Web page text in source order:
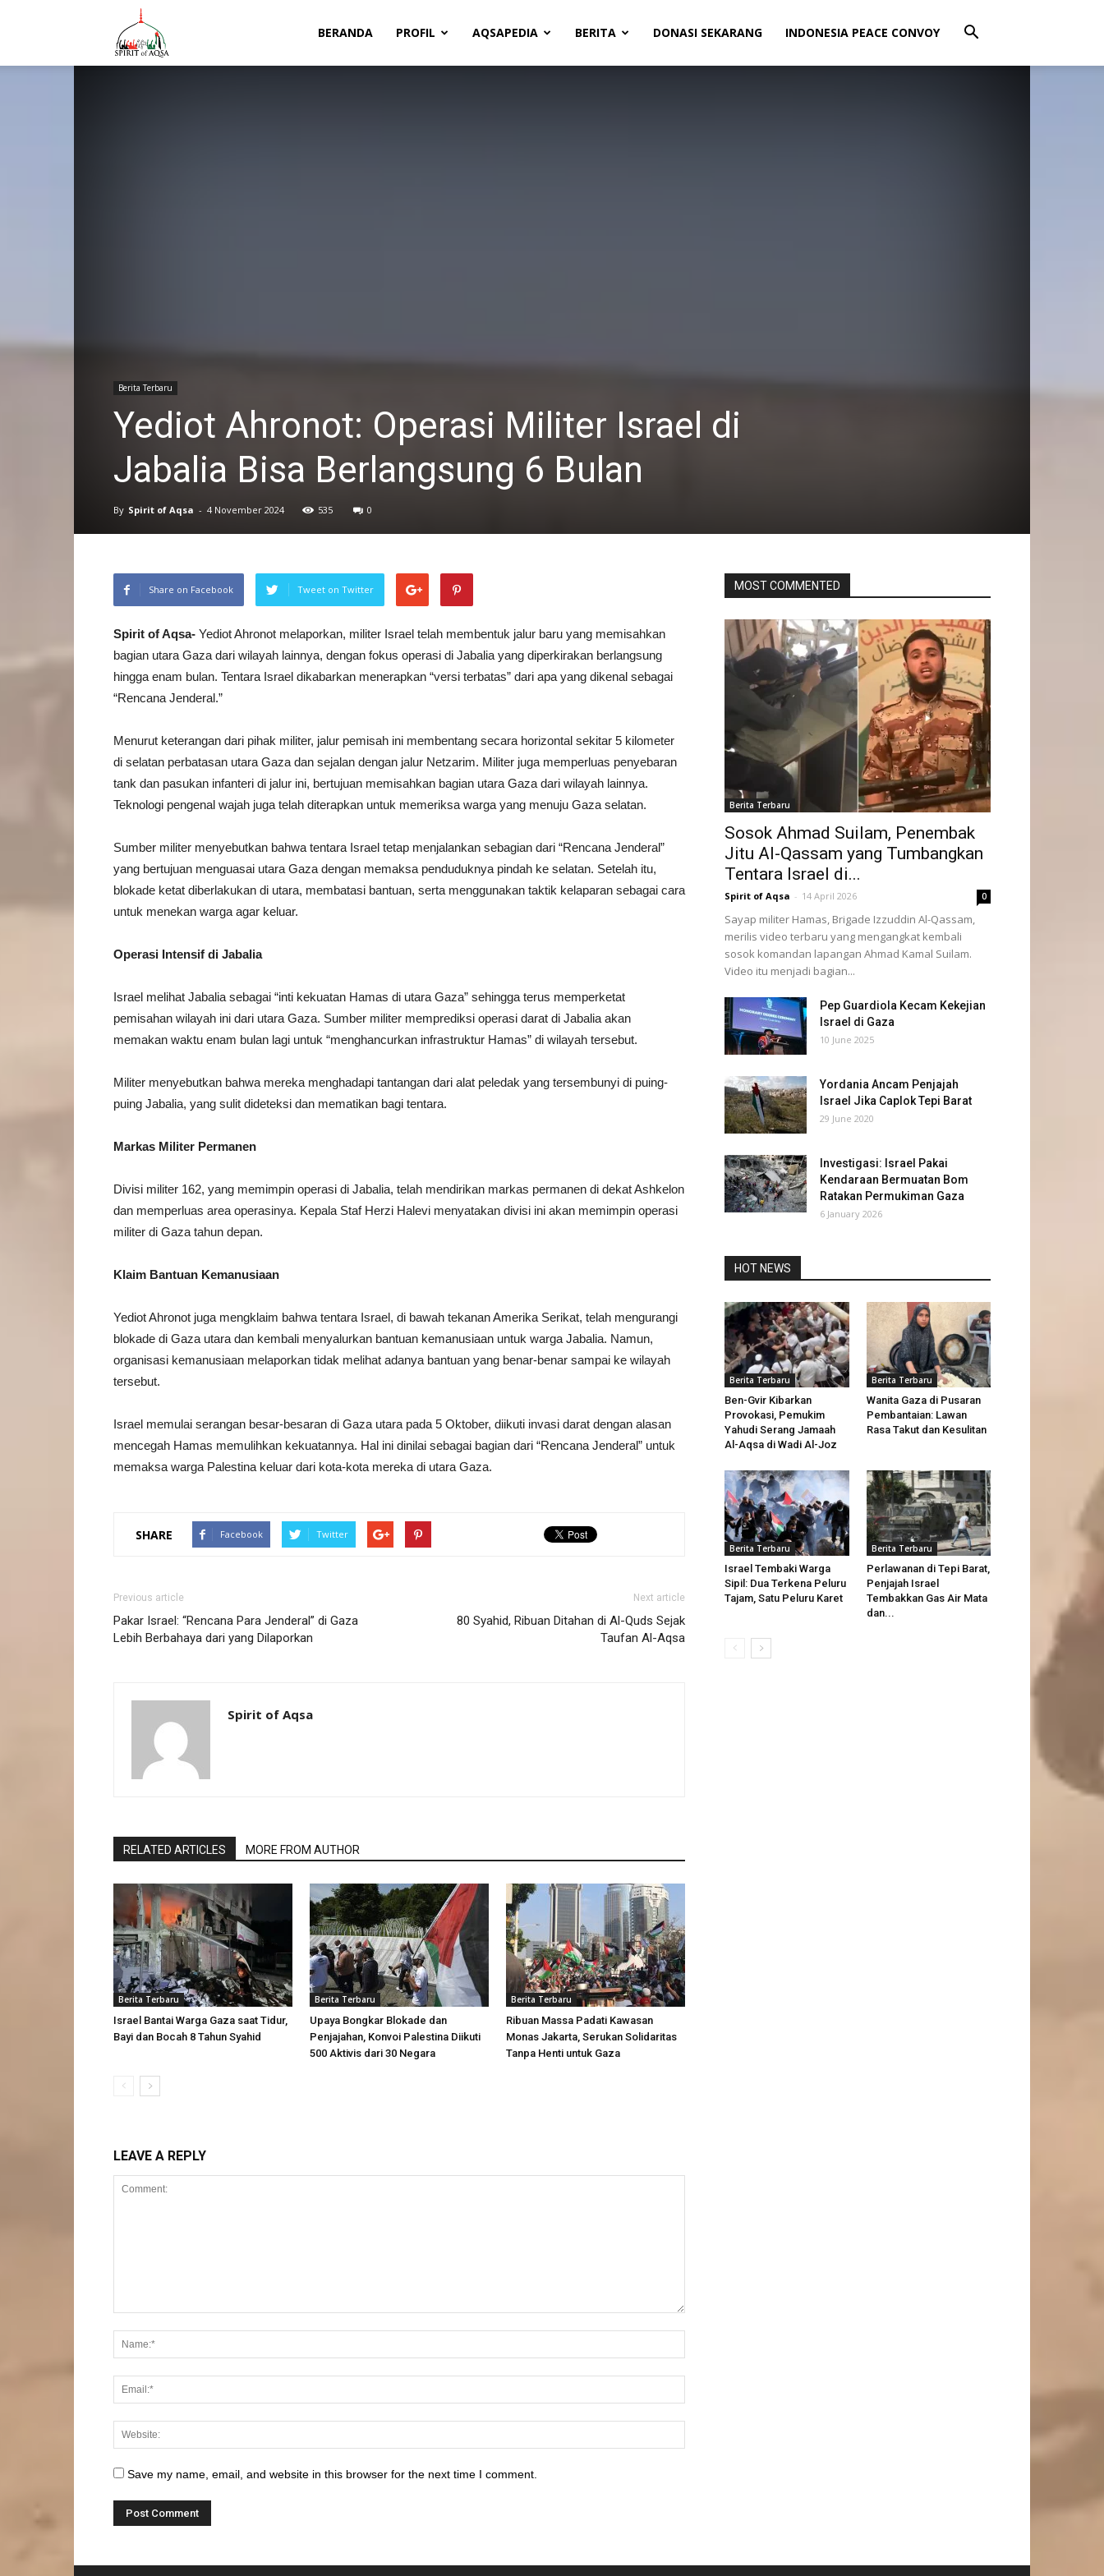
BERANDA PROFIL AQSAPEDIA BERITA DONASI SEKARANG INDONESIA PEACE CONVOY
Berita Terbaru
Yediot Ahronot: Operasi Militer Israel di
Jabalia Bisa Berlangsung 6 Bulan
By Spirit of Aqsa - 4 November 2024 535 0
Share on Facebook Tweet on Twitter
Spirit of Aqsa- Yediot Ahronot melaporkan, militer Israel telah membentuk jalur baru yang memisahkan
bagian utara Gaza dari wilayah lainnya, dengan fokus operasi di Jabalia yang diperkirakan berlangsung
hingga enam bulan. Tentara Israel dikabarkan menerapkan “versi terbatas” dari apa yang dikenal sebagai
“Rencana Jenderal.”
Menurut keterangan dari pihak militer, jalur pemisah ini membentang secara horizontal sekitar 5 kilometer
di selatan perbatasan utara Gaza dan sejalan dengan jalur Netzarim. Militer juga memperluas penyebaran
tank dan pasukan infanteri di jalur ini, bertujuan memisahkan bagian utara Gaza dari wilayah lainnya.
Teknologi pengenal wajah juga telah diterapkan untuk memeriksa warga yang menuju Gaza selatan.
Sumber militer menyebutkan bahwa tentara Israel tetap menjalankan sebagian dari “Rencana Jenderal”
yang bertujuan menguasai utara Gaza dengan memaksa penduduknya pindah ke selatan. Setelah itu,
blokade ketat diberlakukan di utara, membatasi bantuan, serta menggunakan taktik kelaparan sebagai cara
untuk menekan warga agar keluar.
Operasi Intensif di Jabalia
Israel melihat Jabalia sebagai “inti kekuatan Hamas di utara Gaza” sehingga terus memperketat
pemisahan wilayah ini dari utara Gaza. Sumber militer memprediksi operasi darat di Jabalia akan
memakan waktu enam bulan lagi untuk “menghancurkan infrastruktur Hamas” di wilayah tersebut.
Militer menyebutkan bahwa mereka menghadapi tantangan dari alat peledak yang tersembunyi di puing-
puing Jabalia, yang sulit dideteksi dan mematikan bagi tentara.
Markas Militer Permanen
Divisi militer 162, yang memimpin operasi di Jabalia, telah mendirikan markas permanen di dekat Ashkelon
dan memperluas area operasinya. Kepala Staf Herzi Halevi menyatakan divisi ini akan memimpin operasi
militer di Gaza tahun depan.
Klaim Bantuan Kemanusiaan
Yediot Ahronot juga mengklaim bahwa tentara Israel, di bawah tekanan Amerika Serikat, telah mengurangi
blokade di Gaza utara dan kembali menyalurkan bantuan kemanusiaan untuk warga Jabalia. Namun,
organisasi kemanusiaan melaporkan tidak melihat adanya bantuan yang benar-benar sampai ke wilayah
tersebut.
Israel memulai serangan besar-besaran di Gaza utara pada 5 Oktober, diikuti invasi darat dengan alasan
mencegah Hamas memulihkan kekuatannya. Hal ini dinilai sebagai bagian dari “Rencana Jenderal” untuk
memaksa warga Palestina keluar dari kota-kota mereka di utara Gaza.
SHARE Facebook Twitter
Previous article
Pakar Israel: “Rencana Para Jenderal” di Gaza
Lebih Berbahaya dari yang Dilaporkan
Next article
80 Syahid, Ribuan Ditahan di Al-Quds Sejak
Taufan Al-Aqsa
Spirit of Aqsa
RELATED ARTICLES MORE FROM AUTHOR
Berita Terbaru
Israel Bantai Warga Gaza saat Tidur,
Bayi dan Bocah 8 Tahun Syahid
Berita Terbaru
Upaya Bongkar Blokade dan
Penjajahan, Konvoi Palestina Diikuti
500 Aktivis dari 30 Negara
Berita Terbaru
Ribuan Massa Padati Kawasan
Monas Jakarta, Serukan Solidaritas
Tanpa Henti untuk Gaza
LEAVE A REPLY
Save my name, email, and website in this browser for the next time I comment.
MOST COMMENTED
Berita Terbaru
Sosok Ahmad Suilam, Penembak
Jitu Al-Qassam yang Tumbangkan
Tentara Israel di...
Spirit of Aqsa - 14 April 2026 0
Sayap militer Hamas, Brigade Izzuddin Al-Qassam,
merilis video terbaru yang mengangkat kembali
sosok komandan lapangan Ahmad Kamal Suilam.
Video itu menjadi bagian...
Pep Guardiola Kecam Kekejian
Israel di Gaza
10 June 2025
Yordania Ancam Penjajah
Israel Jika Caplok Tepi Barat
29 June 2020
Investigasi: Israel Pakai
Kendaraan Bermuatan Bom
Ratakan Permukiman Gaza
6 January 2026
HOT NEWS
Berita Terbaru
Ben-Gvir Kibarkan
Provokasi, Pemukim
Yahudi Serang Jamaah
Al-Aqsa di Wadi Al-Joz
Berita Terbaru
Wanita Gaza di Pusaran
Pembantaian: Lawan
Rasa Takut dan Kesulitan
Berita Terbaru
Israel Tembaki Warga
Sipil: Dua Terkena Peluru
Tajam, Satu Peluru Karet
Berita Terbaru
Perlawanan di Tepi Barat,
Penjajah Israel
Tembakkan Gas Air Mata
dan...